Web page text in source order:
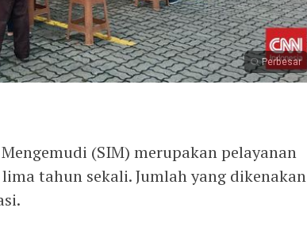
Perbesar
(SIM) merupakan pelayanan
tahun sekali. Jumlah yang dikenakan